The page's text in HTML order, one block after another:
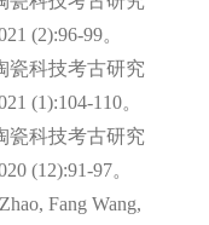
(2):96-99。
瓷科技考古研究
(1):104-110。
瓷科技考古研究
(12):91-97。
Fang Wang,